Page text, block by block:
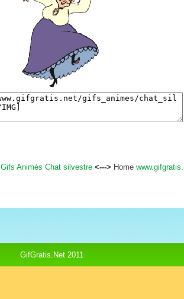
Gifs Animés Chat silvestre <---> Home
GifGratis.Net 2011